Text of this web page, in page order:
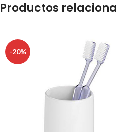
Productos
-20%